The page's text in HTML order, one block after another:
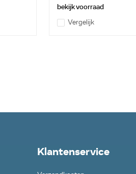
bekijk voorraad
Vergelijk
Klantenservice